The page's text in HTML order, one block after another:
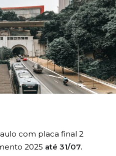
com placa final 2
2025 até 31/07.